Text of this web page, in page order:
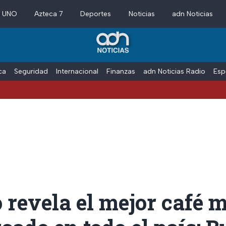
Azteca 7 Deportes Noticias adn Noticias
Seguridad Internacional Finanzas adn Noticias Radio
revela el mejor café